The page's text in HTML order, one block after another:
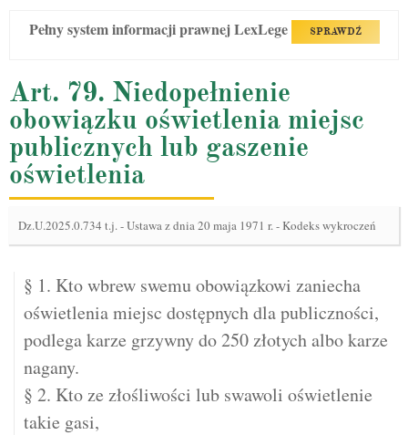
Pełny system informacji prawnej LexLege SPRAWDŹ
Art. 79. Niedopełnienie
obowiązku oświetlenia miejsc
publicznych lub gaszenie
oświetlenia
Dz.U.2025.0.734 t.j.-Ustawa z dnia 20 maja 1971 r. - Kodeks wykroczeń
§ 1. Kto wbrew swemu obowiązkowi zaniecha
oświetlenia miejsc dostępnych dla publiczności,
podlega karze grzywny do 250 złotych albo karze
nagany.
§ 2. Kto ze złośliwości lub swawoli oświetlenie
takie gasi,